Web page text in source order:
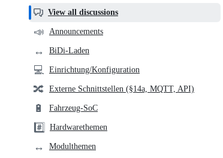
helpful,
and
links
View all discussions
📣 Announcements
↔️ BiDi-Laden
💻 Einrichtung/Konfiguration
🔀 Externe Schnittstellen (§14a, MQTT, API)
🔋 Fahrzeug-SoC
#️⃣ Hardwarethemen
↔️ Modulthemen